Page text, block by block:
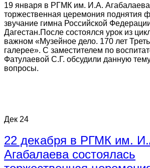
19 января в РГМК им. И.А. Агабалаева
торжественная церемония поднятия
звучание гимна Российской
Дагестан.После состоялся урок из
важном «Музейное дело. 170 лет
галерее». С заместителем по
Фатулаевой С.Г. обсудили данную
вопросы.
Дек 24
22 декабря в РГМК им.
Агабалаева состоялась